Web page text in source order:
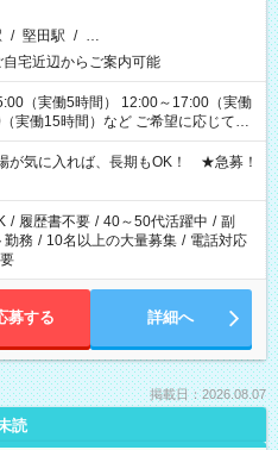
/ 堅田駅 / …
宅近辺からご案内可能
（実働5時間） 12:00～17:00（実働
間）など ご希望に応じて、
お気軽に担当へ相談ください！
気に入れば、長期もOK！ ★急募！
/ 履歴書不要 / 40～50代活躍中 / 副
勤務 / 10名以上の大量募集 / 電話対応
募する 詳細へ
掲載日：2026.08.07
読